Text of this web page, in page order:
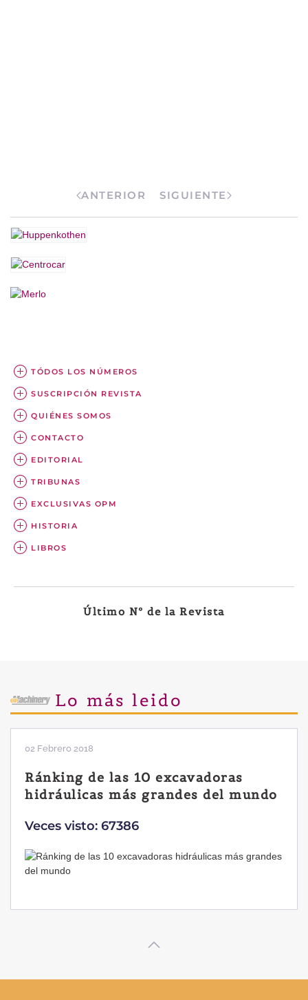
ANTERIOR SIGUIENTE
TÓDOS LOS NÚMEROS
SUSCRIPCIÓN REVISTA
QUIÉNES SOMOS
CONTACTO
EDITORIAL
TRIBUNAS
EXCLUSIVAS OPM
HISTORIA
LIBROS
Último Nº de la Revista
Lo más leido
02 Febrero 2018
Ránking de las 10 excavadoras
hidráulicas más grandes del mundo
Veces visto: 67386